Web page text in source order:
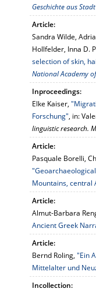
Geschichte aus
Article:
Sandra Wilde,
Hollfelder, Inna D.
selection of skin,
National Academy
Inproceedings:
Elke Kaiser,
Forschung", in:
linguistic research.
Article:
Pasquale Borelli,
Mountains, central
Article:
Almut-Barbara
Ancient Greek
Article:
Bernd Roling, "Ein
Mittelalter und
Incollection: